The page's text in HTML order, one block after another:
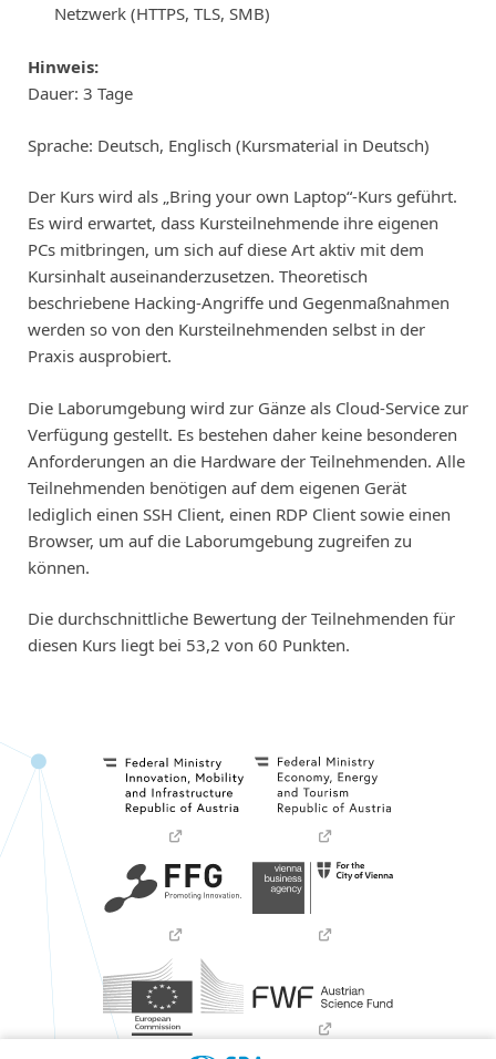
Netzwerk (HTTPS, TLS, SMB)
Hinweis:
Dauer: 3 Tage
Sprache: Deutsch, Englisch (Kursmaterial in Deutsch)
Der Kurs wird als „Bring your own Laptop“-Kurs geführt.
Es wird erwartet, dass Kursteilnehmende ihre eigenen
PCs mitbringen, um sich auf diese Art aktiv mit dem
Kursinhalt auseinanderzusetzen. Theoretisch
beschriebene Hacking-Angriffe und Gegenmaßnahmen
werden so von den Kursteilnehmenden selbst in der
Praxis ausprobiert.
Die Laborumgebung wird zur Gänze als Cloud-Service zur
Verfügung gestellt. Es bestehen daher keine besonderen
Anforderungen an die Hardware der Teilnehmenden. Alle
Teilnehmenden benötigen auf dem eigenen Gerät
lediglich einen SSH Client, einen RDP Client sowie einen
Browser, um auf die Laborumgebung zugreifen zu
können.
Die durchschnittliche Bewertung der Teilnehmenden für
diesen Kurs liegt bei 53,2 von 60 Punkten.